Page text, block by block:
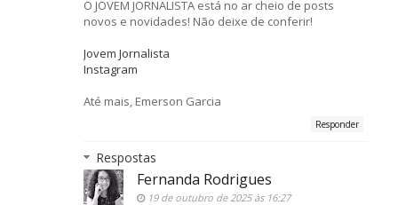
O JOVEM JORNALISTA está no ar cheio de posts
novos e novidades! Não deixe de conferir!
Jovem Jornalista
Instagram
Até mais, Emerson Garcia
Responder
Respostas
Fernanda Rodrigues
19 de outubro de 2025 às 16:27